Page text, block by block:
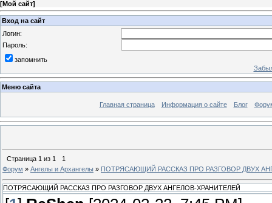
[Мой сайт]
Вход на сайт
Логин:
Пароль:
запомнить
Меню сайта
Главная страница Информация о сайте Блог
Страница 1 из 1
1
Форум » Ангелы и Архангелы » ПОТРЯСАЮЩИЙ РАССКАЗ ПРО РАЗГОВОР ДВУХ
ПОТРЯСАЮЩИЙ РАССКАЗ ПРО РАЗГОВОР ДВУХ АНГЕЛОВ-ХРАНИТЕЛЕЙ